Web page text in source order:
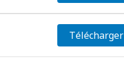
Télécharger